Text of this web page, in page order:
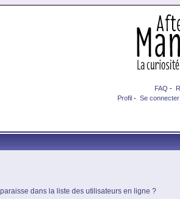
FAQ -
Profil - Se
dans la liste des utilisateurs en ligne ?